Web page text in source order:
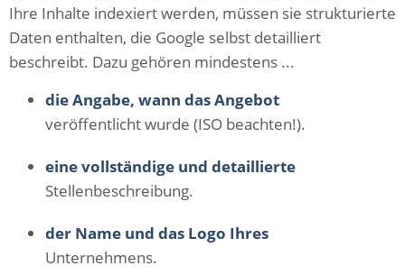
Ihre Inhalte indexiert werden, müssen sie strukturierte
Daten enthalten, die Google selbst detailliert
beschreibt. Dazu gehören mindestens ...
die Angabe, wann das Angebot
veröffentlicht wurde (ISO beachten!).
eine vollständige und detaillierte
Stellenbeschreibung.
der Name und das Logo Ihres
Unternehmens.